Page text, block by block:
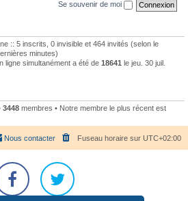
Se souvenir de moi
:: 5 inscrits, 0 invisible et 464 invités (selon le
minutes)
ligne simultanément a été de 18641 le jeu. 30 juil.
3448 membres • Notre membre le plus récent est
Fuseau horaire sur UTC+02:00
Nous contacter